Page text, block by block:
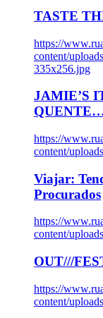
TASTE
https://
content/
335x256.jpg
JAMIE’S
https://
content/
Viajar:
Procurados
https://
content/
OUT///
https://
content/